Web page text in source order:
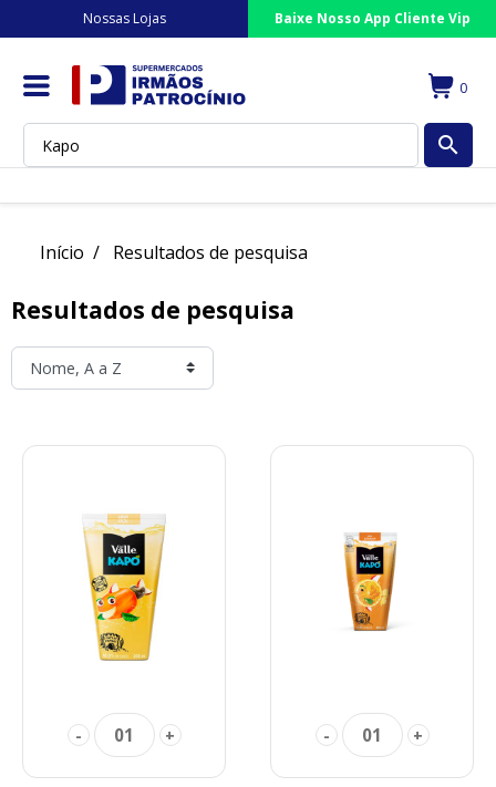
Nossas Lojas Baixe Nosso App Cliente Vip
0
search
Início Resultados de pesquisa
Resultados de pesquisa
- 01 + - 01 +